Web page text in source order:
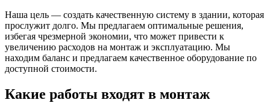
Наша цель — создать качественную систему в здании, которая
прослужит долго. Мы предлагаем оптимальные решения,
избегая чрезмерной экономии, что может привести к
увеличению расходов на монтаж и эксплуатацию. Мы
находим баланс и предлагаем качественное оборудование по
доступной стоимости.
Какие работы входят в монтаж